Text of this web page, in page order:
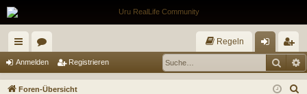
ch
ne
or
en
Regeln
m
eg
ist
Anmelden Registrieren
Foren-Übersicht